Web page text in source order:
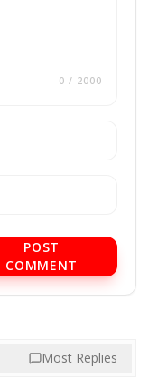
0 / 2000
POST
COMMENT
Most Replies